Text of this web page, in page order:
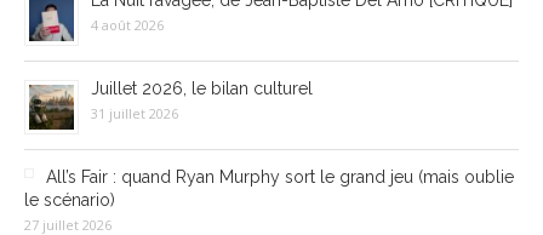
4 août 2026
Juillet 2026, le bilan culturel
31 juillet 2026
All’s Fair : quand Ryan Murphy sort le grand jeu (mais oublie
le scénario)
27 juillet 2026